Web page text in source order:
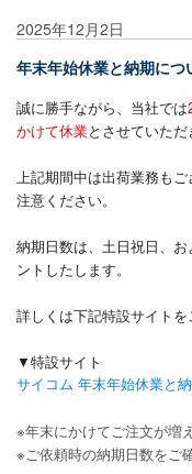
2025年12月2日
年末年始休業と納期につ
誠に勝手ながら、当社では
かけて休業とさせていただ
上記期間中は出荷業務も
注意ください。
納期日数は、土日祝日、
ントしたします。
詳しくは下記特設サイトを
▼特設サイト
サイコム 年末年始休業と
※年末にかけてご注文が増
※ご依頼時の納期日数をご